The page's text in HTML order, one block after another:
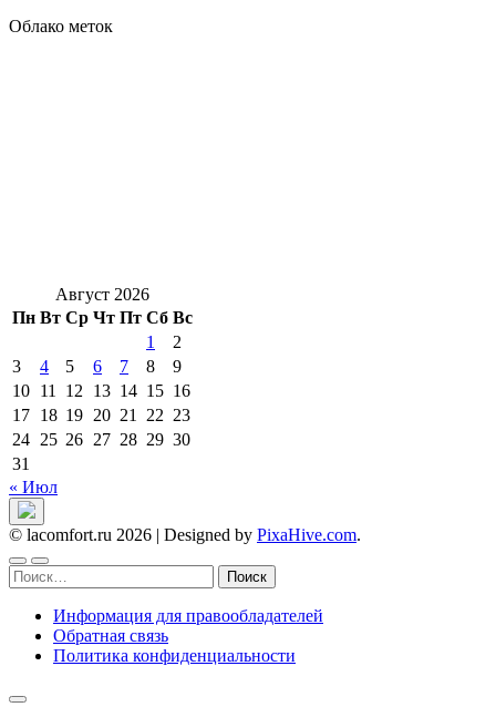
Облако меток
Август 2026
Пн Вт Ср Чт Пт Сб Вс
1
2
3
4 5 6 7 8
9
10 11 12 13 14 15 16
17 18 19 20 21 22 23
24 25 26 27 28 29 30
31
« Июл
© lacomfort.ru 2026 | Designed by PixaHive.com.
Найти:
Информация для правообладателей
Обратная связь
Политика конфиденциальности